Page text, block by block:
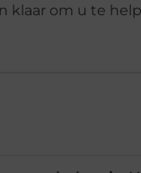
klaar om u te